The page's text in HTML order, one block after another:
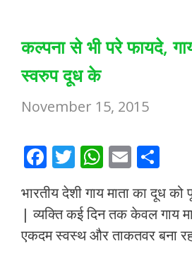
कल्पना से भी परे फायदे,
स्वरुप दूध के
November 15, 2015
F
ac
e
b
o
T
w
itt
er
W
at
s
A
E
ai
l
ar
e
भारतीय देशी गाय माता का दूध को
| व्यक्ति कई दिन तक केवल गाय
एकदम स्वस्थ और ताकतवर बना